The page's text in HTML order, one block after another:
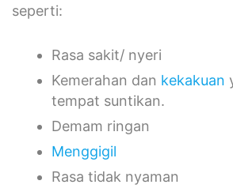
seperti:
Rasa sakit/ nyeri
Kemerahan dan kekakuan
tempat suntikan.
Demam ringan
Menggigil
Rasa tidak nyaman